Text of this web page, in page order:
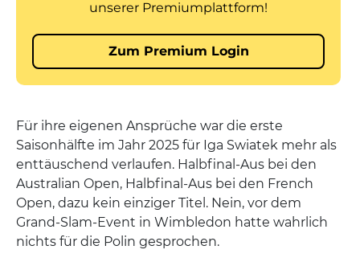
Für ihre eigenen Ansprüche war die erste
Saisonhälfte im Jahr 2025 für Iga Swiatek mehr als
enttäuschend verlaufen. Halbfinal-Aus bei den
Australian Open, Halbfinal-Aus bei den French
Open, dazu kein einziger Titel. Nein, vor dem
Grand-Slam-Event in Wimbledon hatte wahrlich
nichts für die Polin gesprochen.